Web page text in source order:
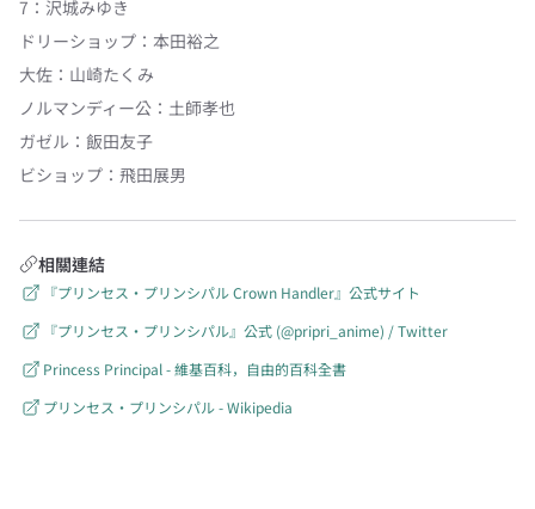
7 ： 沢城みゆき
ドリーショップ ： 本田裕之
大佐 ： 山崎たくみ
ノルマンディー公 ： 土師孝也
ガゼル ： 飯田友子
ビショップ ： 飛田展男
相關連結
『プリンセス・プリンシパル Crown Handler』公式サイト
『プリンセス・プリンシパル』公式 (@pripri_anime) / Twitter
Princess Principal - 維基百科，自由的百科全書
プリンセス・プリンシパル - Wikipedia